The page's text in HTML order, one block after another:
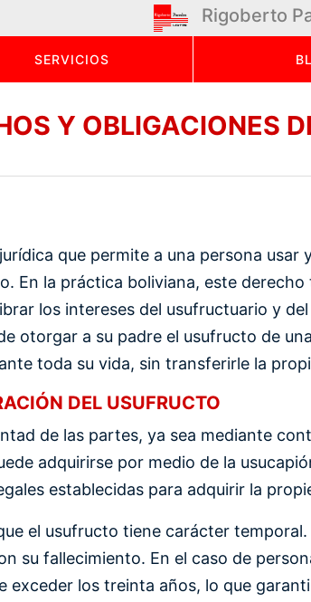
Rigoberto
SERVICIOS
Y OBLIGACIONES
que permite a una persona usar
En la práctica boliviana, este derecho
los intereses del usufructuario y
otorgar a su padre el usufructo de
toda su vida, sin transferirle la
DEL USUFRUCTO
de las partes, ya sea mediante
adquirirse por medio de la
establecidas para adquirir la
el usufructo tiene carácter temporal.
su fallecimiento. En el caso de
exceder los treinta años, lo que